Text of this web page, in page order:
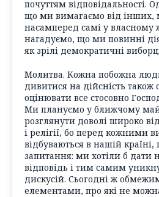
почуттям відповідальності.
що ми вимагаємо від інших,
насамперед самі у власному
нагадуємо, що ми повинні
як зрілі демократичні
Молитва. Кожна побожна
дивитися на дійсність також
оцінювати все стосовно
Ми плануємо у ближчому
розглянути доволі широко
і релігії, бо перед кожними
відбуваються в нашій
запитання: ми хотіли б дати
відповідь і тим самим
дискусій. Сьогодні ж
елементами, про які не